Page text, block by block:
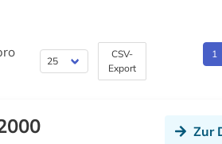
CSV-
Export
1
Zur